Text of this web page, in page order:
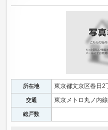
所在地 東京都文京区春日2
交通 東京メトロ丸ノ内
総戸数